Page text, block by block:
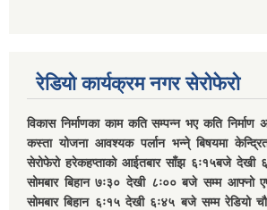
रेडियो कार्यक्रम नगर सेरोफेरो
विकास निर्माणका काम कति सम्पन्न भए कति निर्माण
कस्ता योजना आवश्यक पर्लान भन्ने् बिषयमा
सेरोफेरो हरेकहप्ताको आईतबार साँझ ६ः१५बजे देखी
सोमबार बिहान ७ः३० देखी ८ः०० बजे सम्म आफ्नो
सोमबार बिहान ६ः१५ देखी ६ः४५ बजे सम्म रेडियो